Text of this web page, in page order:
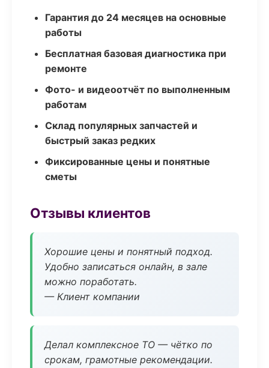
Гарантия до 24 месяцев на основные
работы
Бесплатная базовая диагностика при
ремонте
Фото- и видеоотчёт по выполненным
работам
Склад популярных запчастей и
быстрый заказ редких
Фиксированные цены и понятные
сметы
Отзывы клиентов
Хорошие цены и понятный подход.
Удобно записаться онлайн, в зале
можно поработать.
— Клиент компании
Делал комплексное ТО — чётко по
срокам, грамотные рекомендации.